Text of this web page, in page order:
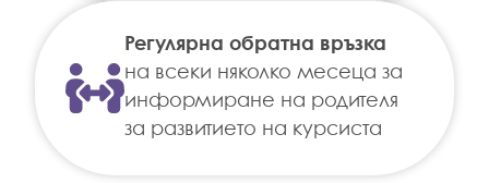
Регулярна обратна връзка
на всеки няколко месеца за
информиране на родителя
за развитието на курсиста